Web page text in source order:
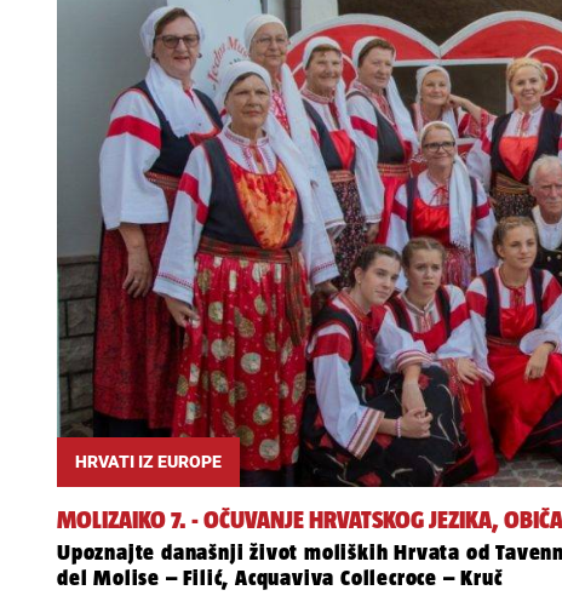
HRVATI IZ EUROPE
MOLIZAIKO 7. - OČUVANJE HRVATSKOG JEZIKA,
Upoznajte današnji život moliških Hrvata od
del Molise – Filić, Acquaviva Collecroce – Kruč